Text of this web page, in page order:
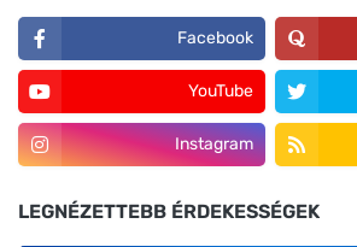
Facebook
YouTube
Instagram
LEGNÉZETTEBB ÉRDEKESSÉGEK